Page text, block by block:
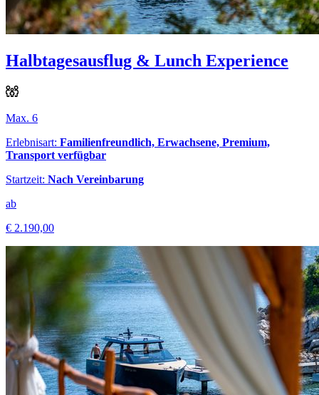
Halbtagesausflug & Lunch Experience
Max. 6
Erlebnisart: Familienfreundlich, Erwachsene, Premium,
Transport verfügbar
Startzeit: Nach Vereinbarung
ab
€ 2.190,00